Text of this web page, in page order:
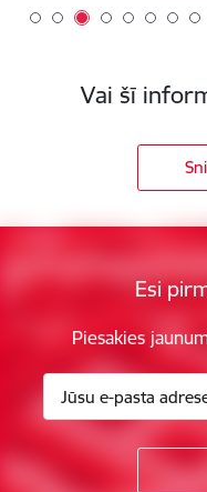
Vai šī
Esi
Piesakies